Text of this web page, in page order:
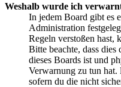
Weshalb wurde ich
In jedem Board gibt es
Administration
Regeln verstoßen hast,
Bitte beachte, dass
dieses Boards ist und
Verwarnung zu tun
sofern du die nicht